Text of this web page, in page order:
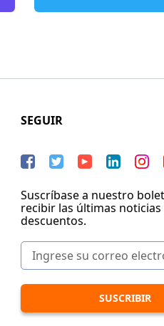
SEGUIR
Suscríbase a nuestro
recibir las últimas noticias
descuentos.